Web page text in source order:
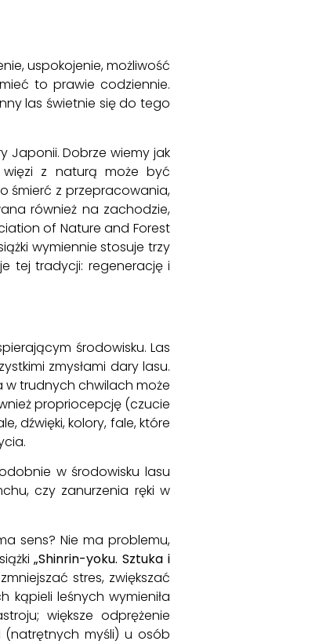
uspokojenie, możliwość
to prawie codziennie.
las świetnie się do tego
Japonii. Dobrze wiemy jak
z naturą może być
śmierć z przepracowania,
również na zachodzie,
of Nature and Forest
wymiennie stosuje trzy
tej tradycji: regenerację i
środowisku. Las
zmysłami dary lasu.
w trudnych chwilach może
propriocepcję (czucie
dźwięki, kolory, fale, które
w środowisku lasu
czy zanurzenia ręki w
sens? Nie ma problemu,
„Shinrin-yoku. Sztuka i
stres, zwiększać
leśnych wymieniła
większe odprężenie
(natrętnych myśli) u osób